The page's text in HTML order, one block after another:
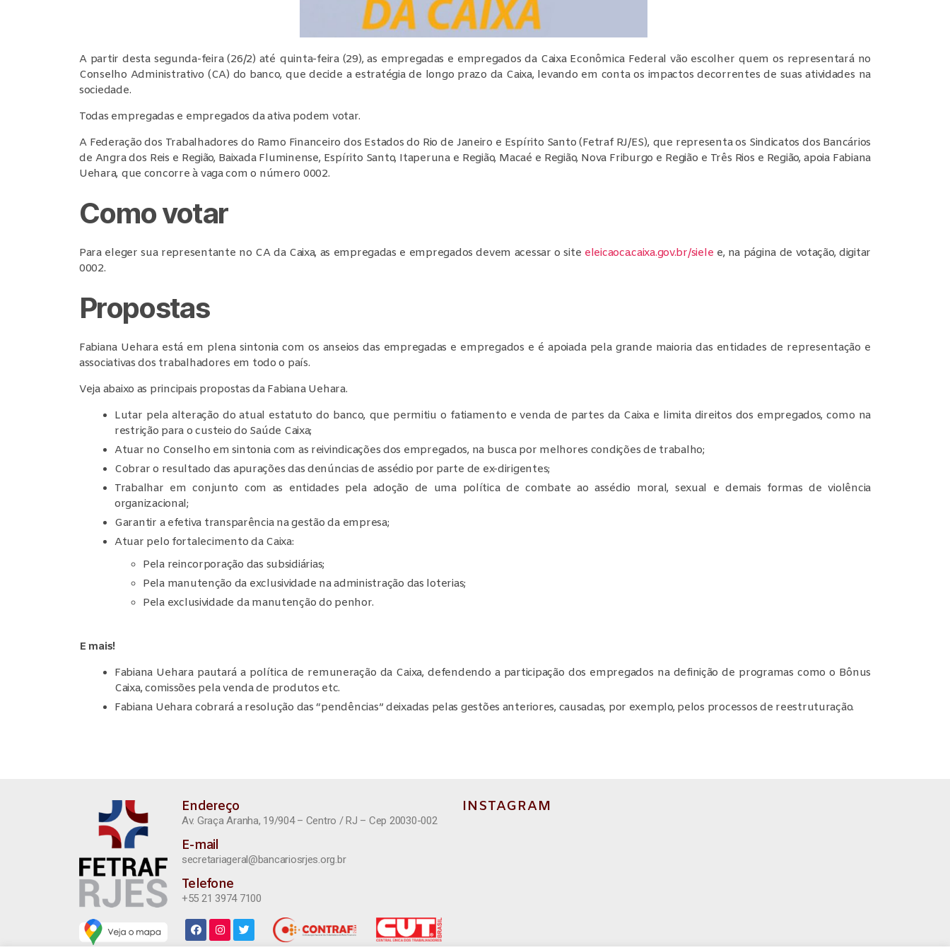
A partir desta segunda-feira (26/2) até quinta-feira (29), as empregadas e empregados da Caixa Econômica Federal vão escolher quem os representará no
Conselho Administrativo (CA) do banco, que decide a estratégia de longo prazo da Caixa, levando em conta os impactos decorrentes de suas atividades na
sociedade.
Todas empregadas e empregados da ativa podem votar.
A Federação dos Trabalhadores do Ramo Financeiro dos Estados do Rio de Janeiro e Espírito Santo (Fetraf RJ/ES), que representa os Sindicatos dos Bancários
de Angra dos Reis e Região, Baixada Fluminense, Espírito Santo, Itaperuna e Região, Macaé e Região, Nova Friburgo e Região e Três Rios e Região, apoia Fabiana
Uehara, que concorre à vaga com o número 0002.
Como votar
Para eleger sua representante no CA da Caixa, as empregadas e empregados devem acessar o site eleicaoca.caixa.gov.br/siele e, na página de votação, digitar
0002.
Propostas
Fabiana Uehara está em plena sintonia com os anseios das empregadas e empregados e é apoiada pela grande maioria das entidades de representação e
associativas dos trabalhadores em todo o país.
Veja abaixo as principais propostas da Fabiana Uehara.
Lutar pela alteração do atual estatuto do banco, que permitiu o fatiamento e venda de partes da Caixa e limita direitos dos empregados, como na
restrição para o custeio do Saúde Caixa;
Atuar no Conselho em sintonia com as reivindicações dos empregados, na busca por melhores condições de trabalho;
Cobrar o resultado das apurações das denúncias de assédio por parte de ex-dirigentes;
Trabalhar em conjunto com as entidades pela adoção de uma política de combate ao assédio moral, sexual e demais formas de violência
organizacional;
Garantir a efetiva transparência na gestão da empresa;
Atuar pelo fortalecimento da Caixa:
Pela reincorporação das subsidiárias;
Pela manutenção da exclusividade na administração das loterias;
Pela exclusividade da manutenção do penhor.
E mais!
Fabiana Uehara pautará a política de remuneração da Caixa, defendendo a participação dos empregados na definição de programas como o Bônus
Caixa, comissões pela venda de produtos etc.
Fabiana Uehara cobrará a resolução das “pendências” deixadas pelas gestões anteriores, causadas, por exemplo, pelos processos de reestruturação.
Endereço
Av. Graça Aranha, 19/904 – Centro / RJ – Cep 20030-002
E-mail
secretariageral@bancariosrjes.org.br
Telefone
+55 21 3974 7100
INSTAGRAM